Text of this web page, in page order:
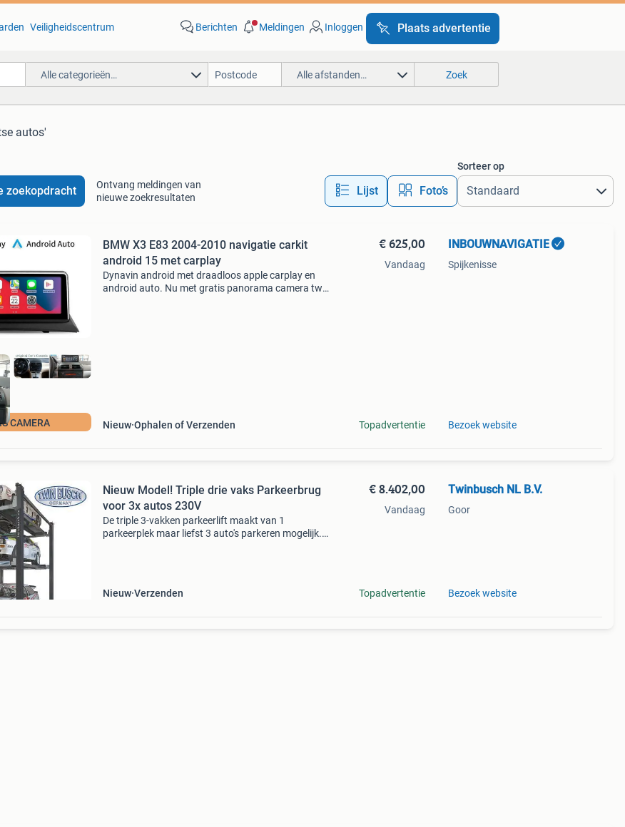
Veiligheidscentrum Berichten Meldingen Inloggen Plaats advertentie
Alle categorieën… Alle afstanden… Zoek
autos'
zoekopdracht
Ontvang meldingen van
nieuwe zoekresultaten
Lijst Foto’s
Sorteer op
CAMERA
BMW X3 E83 2004-2010 navigatie carkit
android 15 met carplay
Dynavin android met draadloos apple carplay en
android auto. Nu met gratis panorama camera twv
Nieuw Ophalen of Verzenden
€ 625,00
Vandaag
Topadvertentie
INBOUWNAVIGATIE
Spijkenisse
Bezoek website
Nieuw Model! Triple drie vaks Parkeerbrug
voor 3x autos 230V
De triple 3-vakken parkeerlift maakt van 1
parkeerplek maar liefst 3 auto's parkeren mogelijk.
Nieuw Verzenden
€ 8.402,00
Vandaag
Topadvertentie
Twinbusch NL B.V.
Goor
Bezoek website